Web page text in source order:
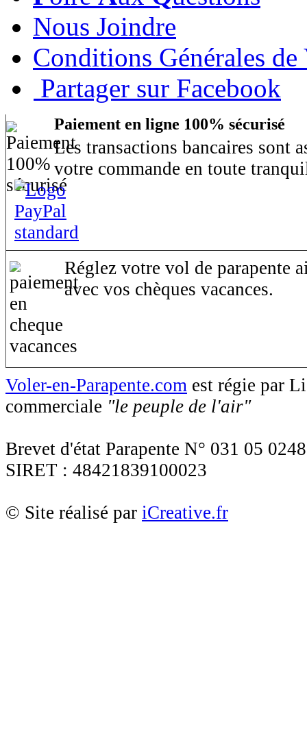
Nous Joindre
Conditions Générales de
Partager sur Facebook
Paiement en ligne 100% sécurisé
Les transactions bancaires sont
votre commande en toute
Réglez votre vol de parapente
avec vos chèques vacances.
Voler-en-Parapente.com est régie par
commerciale "le peuple de l'air"
Brevet d'état Parapente N° 031 05 0248
SIRET : 48421839100023
© Site réalisé par iCreative.fr